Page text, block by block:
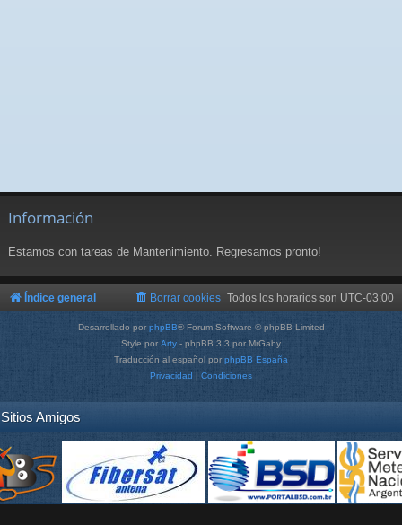
Información
Estamos con tareas de Mantenimiento. Regresamos pronto!
Índice general Todos los horarios son UTC-03:00
Borrar cookies
Desarrollado por phpBB® Forum Software © phpBB Limited
Style por Arty - phpBB 3.3 por MrGaby
Traducción al español por phpBB España
Privacidad | Condiciones
Sitios Amigos